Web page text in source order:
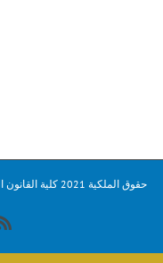
حقوق الملكية 2021 كلية القانون الكويتية العالمية | جميع الحقوق محفوظة